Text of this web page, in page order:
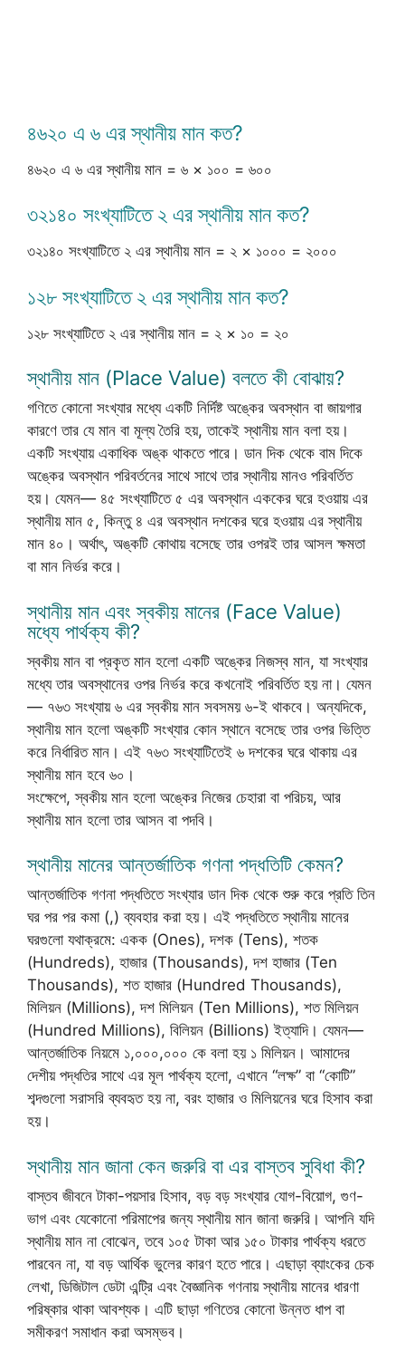
৪৬২০ এ ৬ এর স্থানীয় মান কত?
৪৬২০ এ ৬ এর স্থানীয় মান = ৬ × ১০০ = ৬০০
৩২১৪০ সংখ্যাটিতে ২ এর স্থানীয় মান কত?
৩২১৪০ সংখ্যাটিতে ২ এর স্থানীয় মান = ২ × ১০০০ = ২০০০
১২৮ সংখ্যাটিতে ২ এর স্থানীয় মান কত?
১২৮ সংখ্যাটিতে ২ এর স্থানীয় মান = ২ × ১০ = ২০
স্থানীয় মান (Place Value) বলতে কী বোঝায়?
গণিতে কোনো সংখ্যার মধ্যে একটি নির্দিষ্ট অঙ্কের অবস্থান বা জায়গার
কারণে তার যে মান বা মূল্য তৈরি হয়, তাকেই স্থানীয় মান বলা হয়।
একটি সংখ্যায় একাধিক অঙ্ক থাকতে পারে। ডান দিক থেকে বাম দিকে
অঙ্কের অবস্থান পরিবর্তনের সাথে সাথে তার স্থানীয় মানও পরিবর্তিত
হয়। যেমন— ৪৫ সংখ্যাটিতে ৫ এর অবস্থান এককের ঘরে হওয়ায় এর
স্থানীয় মান ৫, কিন্তু ৪ এর অবস্থান দশকের ঘরে হওয়ায় এর স্থানীয়
মান ৪০। অর্থাৎ, অঙ্কটি কোথায় বসেছে তার ওপরই তার আসল ক্ষমতা
বা মান নির্ভর করে।
স্থানীয় মান এবং স্বকীয় মানের (Face Value)
মধ্যে পার্থক্য কী?
স্বকীয় মান বা প্রকৃত মান হলো একটি অঙ্কের নিজস্ব মান, যা সংখ্যার
মধ্যে তার অবস্থানের ওপর নির্ভর করে কখনোই পরিবর্তিত হয় না। যেমন
— ৭৬৩ সংখ্যায় ৬ এর স্বকীয় মান সবসময় ৬-ই থাকবে। অন্যদিকে,
স্থানীয় মান হলো অঙ্কটি সংখ্যার কোন স্থানে বসেছে তার ওপর ভিত্তি
করে নির্ধারিত মান। এই ৭৬৩ সংখ্যাটিতেই ৬ দশকের ঘরে থাকায় এর
স্থানীয় মান হবে ৬০।
সংক্ষেপে, স্বকীয় মান হলো অঙ্কের নিজের চেহারা বা পরিচয়, আর
স্থানীয় মান হলো তার আসন বা পদবি।
স্থানীয় মানের আন্তর্জাতিক গণনা পদ্ধতিটি কেমন?
আন্তর্জাতিক গণনা পদ্ধতিতে সংখ্যার ডান দিক থেকে শুরু করে প্রতি তিন
ঘর পর পর কমা (,) ব্যবহার করা হয়। এই পদ্ধতিতে স্থানীয় মানের
ঘরগুলো যথাক্রমে: একক (Ones), দশক (Tens), শতক
(Hundreds), হাজার (Thousands), দশ হাজার (Ten
Thousands), শত হাজার (Hundred Thousands),
মিলিয়ন (Millions), দশ মিলিয়ন (Ten Millions), শত মিলিয়ন
(Hundred Millions), বিলিয়ন (Billions) ইত্যাদি। যেমন—
আন্তর্জাতিক নিয়মে ১,০০০,০০০ কে বলা হয় ১ মিলিয়ন। আমাদের
দেশীয় পদ্ধতির সাথে এর মূল পার্থক্য হলো, এখানে “লক্ষ” বা “কোটি”
শব্দগুলো সরাসরি ব্যবহৃত হয় না, বরং হাজার ও মিলিয়নের ঘরে হিসাব করা
হয়।
স্থানীয় মান জানা কেন জরুরি বা এর বাস্তব সুবিধা কী?
বাস্তব জীবনে টাকা-পয়সার হিসাব, বড় বড় সংখ্যার যোগ-বিয়োগ, গুণ-
ভাগ এবং যেকোনো পরিমাপের জন্য স্থানীয় মান জানা জরুরি। আপনি যদি
স্থানীয় মান না বোঝেন, তবে ১০৫ টাকা আর ১৫০ টাকার পার্থক্য ধরতে
পারবেন না, যা বড় আর্থিক ভুলের কারণ হতে পারে। এছাড়া ব্যাংকের চেক
লেখা, ডিজিটাল ডেটা এন্ট্রি এবং বৈজ্ঞানিক গণনায় স্থানীয় মানের ধারণা
পরিষ্কার থাকা আবশ্যক। এটি ছাড়া গণিতের কোনো উন্নত ধাপ বা
সমীকরণ সমাধান করা অসম্ভব।